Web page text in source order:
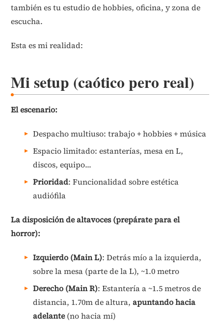
también es tu estudio de hobbies, oficina, y zona de
escucha.
Esta es mi realidad:
Mi setup (caótico pero real)
El escenario:
Despacho multiuso: trabajo + hobbies + música
Espacio limitado: estanterías, mesa en L,
discos, equipo...
Prioridad: Funcionalidad sobre estética
audiófila
La disposición de altavoces (prepárate para el
horror):
Izquierdo (Main L): Detrás mío a la izquierda,
sobre la mesa (parte de la L), ~1.0 metro
Derecho (Main R): Estantería a ~1.5 metros de
distancia, 1.70m de altura,apuntando hacia
adelante(no hacia mí)